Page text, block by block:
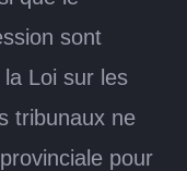
sont
Loi sur les
tribunaux ne
pour